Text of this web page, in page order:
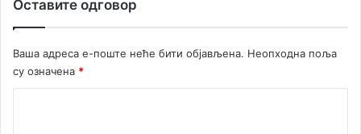
Оставите одговор
Ваша адреса е-поште неће бити објављена. Неопходна поља
су означена *